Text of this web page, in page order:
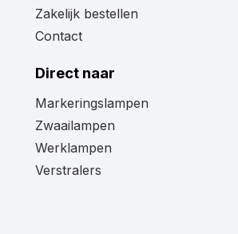
Zakelijk bestellen
Contact
Direct naar
Markeringslampen
Zwaailampen
Werklampen
Verstralers